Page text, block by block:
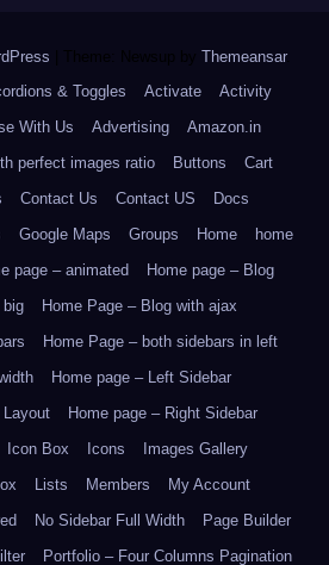
Theme: Newsup by Themeansar.
& Toggles Activate
Activity
With Us Advertising
Amazon.in
perfect images ratio Buttons
Cart
Contact Us Contact US
Docs
Google Maps Groups Home
home
page – animated
Home page – Blog
big
Home Page – Blog with ajax
Home Page – both sidebars in left
Home page – Left Sidebar
Layout
Home page – Right Sidebar
Icon Box Icons
Images Gallery
Lists Members
My Account
No Sidebar Full Width
Page Builder
Portfolio – Four Columns Pagination